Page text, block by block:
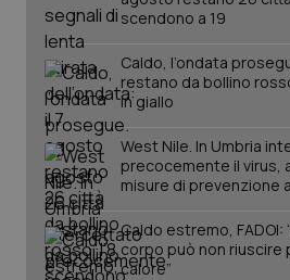
scendono a 19
Caldo, l’ondata
restano da bollino
in giallo
West Nile. In Umbria
precocemente il virus,
misure di prevenzione
Caldo estremo, FADOI:
corpo può non riuscire
calore”